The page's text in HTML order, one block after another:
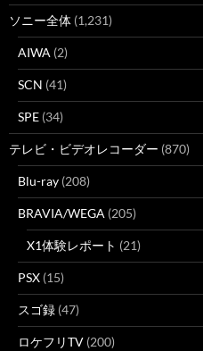
ソニー全体 (1,231)
AIWA (2)
SCN (41)
SPE (34)
テレビ・ビデオレコーダー (870)
Blu-ray (208)
BRAVIA/WEGA (205)
X1体験レポート (21)
PSX (15)
スゴ録 (47)
ロケフリTV (200)